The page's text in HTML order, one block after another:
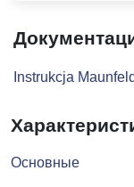
Instrukcja
Основные